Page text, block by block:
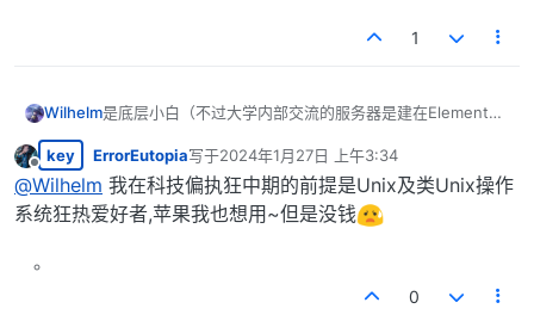
1
Wilhelm是底层小白（不过大学内部交流的服务器是建在Element上
虽然但是，苹果全家桶用一段时间是真的香。
离线
key ErrorEutopia写于2024年1月27日 上午3:34
最后由 编辑
@Wilhelm 我在科技偏执狂中期的前提是Unix及类Unix操作
系统狂热爱好者,苹果我也想用~但是没钱
0